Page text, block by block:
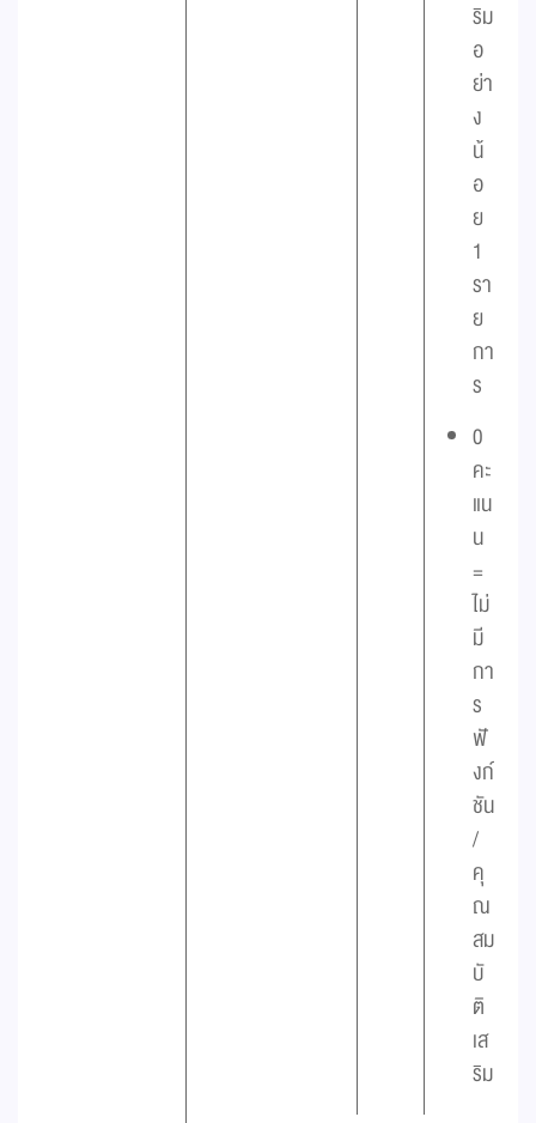
ริม
อ
ย่า
ง
น้
อ
ย
1
รา
ย
กา
ร
0
คะ
แน
น
=
ไม่
มี
กา
ร
ฟั
งก์
ชัน
/
คุ
ณ
สม
บั
ติ
เส
ริม